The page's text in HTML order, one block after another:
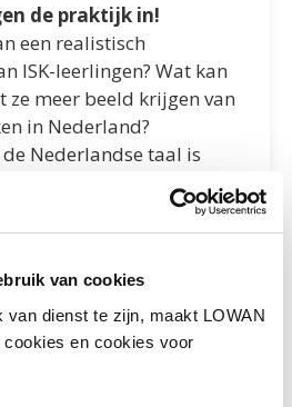
van cookies
van dienst te zijn, maakt LOWAN
en cookies voor
de praktijk in!
een realistisch
ISK-leerlingen? Wat kan
ze meer beeld krijgen van
in Nederland?
Nederlandse taal is
LOB wordt vaak
aan kwaliteiten- en
netwerken heel
mogelijkheden
hen juiste